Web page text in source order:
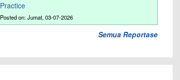
Practice
Posted on: Jumat, 03-07-2026
Semua Reportase